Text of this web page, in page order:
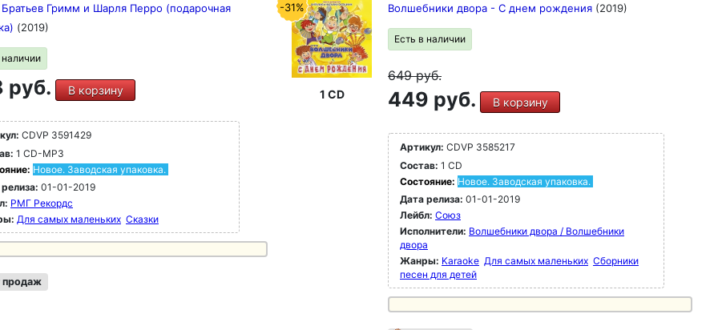
Братьев Гримм и Шарля Перро (подарочная
(2019)
наличии
руб. В корзину
CDVP 3591429
1 CD-MP3
Новое. Заводская упаковка.
01-01-2019
РМГ Рекордс
Для самых маленьких Сказки
продаж
-31%
1 CD
Волшебники двора - С днем рождения (2019)
Есть в наличии
649руб.
449 руб. В корзину
Артикул: CDVP 3585217
Состав: 1 CD
Состояние: Новое. Заводская упаковка.
Дата релиза: 01-01-2019
Лейбл: Союз
Исполнители: Волшебники двора / Волшебники
двора
Жанры: Karaoke Для самых маленьких Сборники
песен для детей